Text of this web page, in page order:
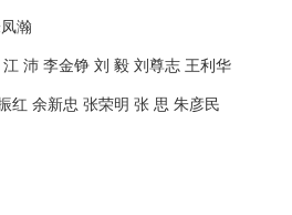
瀚
江 沛 李金铮 刘 毅 刘尊志 王利华
红 余新忠 张荣明 张 思 朱彦民